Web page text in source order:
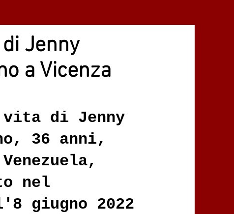
Jenny
a Vicenza
di Jenny
36 anni,
nel
giugno 2022